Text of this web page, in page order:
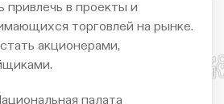
привлечь в проекты и
торговлей на рынке.
акционерами,
палата